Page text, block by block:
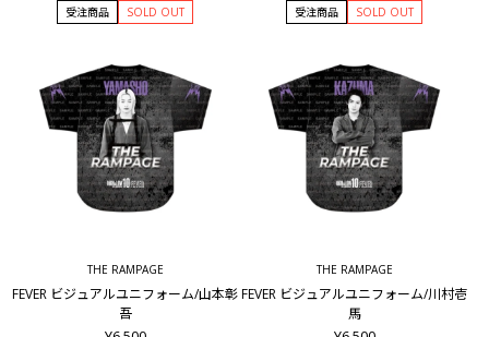
受注商品 SOLD OUT 受注商品 SOLD OUT
THE RAMPAGE
FEVER ビジュアルユニフォーム/山本彰
吾
THE RAMPAGE
FEVER ビジュアルユニフォーム/川村壱
馬